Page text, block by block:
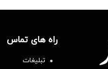
راه های تماس
تبلیغات